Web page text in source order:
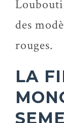
des
rouges.
LA